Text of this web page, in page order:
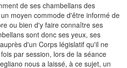
de ses chambellans des
moyen commode d'être informé de
ou bien d'y faire connaître ses
sont donc ses yeux, ses
d'un Corps législatif qu'il ne
par session, lors de la séance
nous a laissé, à ce sujet, un